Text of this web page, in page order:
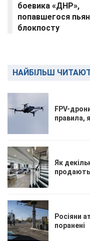
боевика «ДНР»,
попавшегося
блокпосту
НАЙБІЛЬШ
FPV-
правила,
Як
Росіяни
поранені